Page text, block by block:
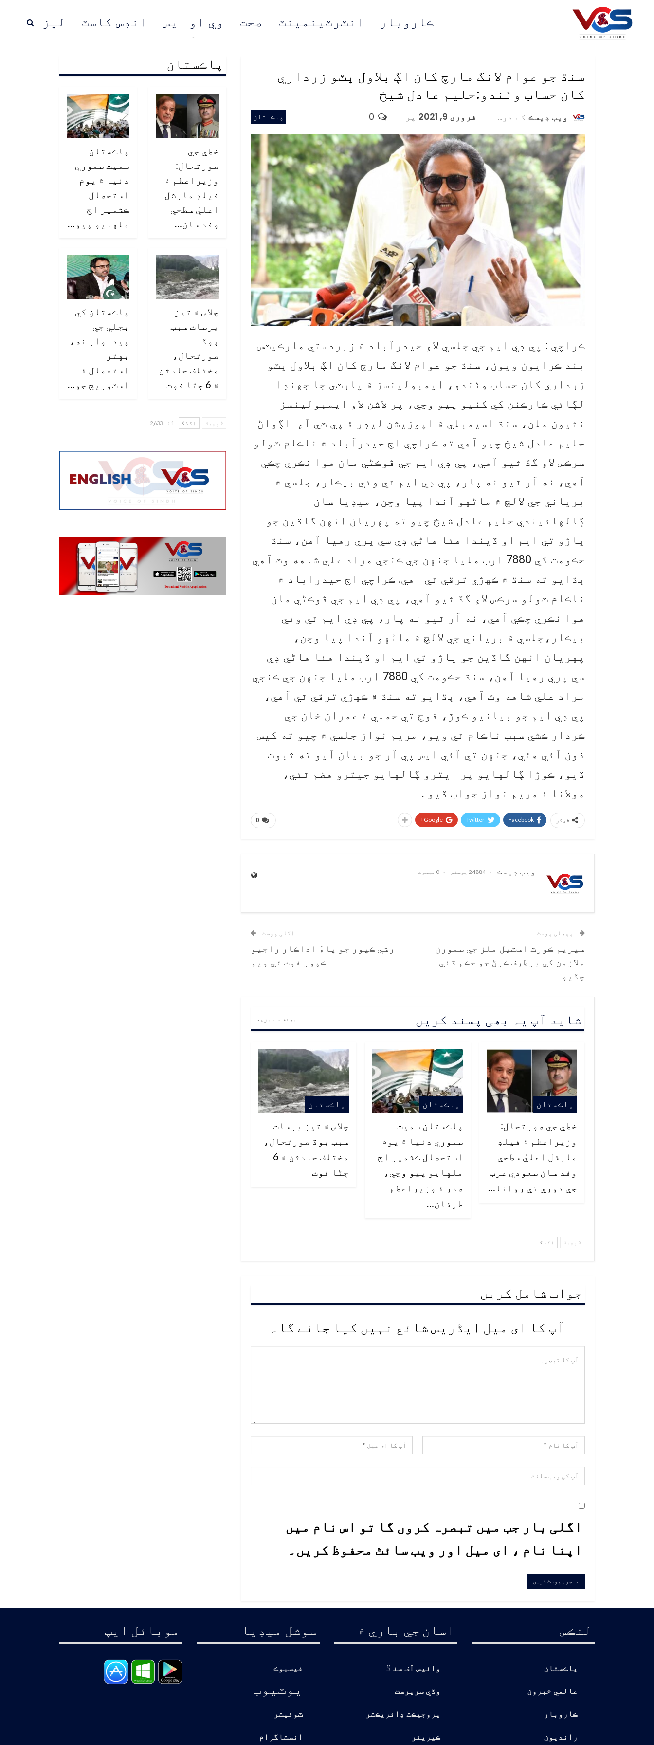
ليز انڊس کاسٽ وي او ايس صحت انٽرٽينمينٽ ڪاروبار
پاڪستان مُنڍ
سنڌ جو عوام لانگ مارچ کان اڳ بلاول ڀٽو زرداري
کان حساب وٺندو:حليم عادل شيخ
پاڪستان ويب ڊيسڪ کے ذریعہ فروری 9, 2021 پر
ڪراچي : پي ڊي ايم جي جلسي لاءِ حيدرآباد ۾ زبردستي مارڪيٽس
بند ڪرايون ويون، سنڌ جو عوام لانگ مارچ کان اڳ بلاول ڀٽو
زرداري کان حساب وٺندو، ايمبولينسز ۾ پارٽي جا جهنڊا
لڳائي ڪارڪنن کي کنيو پيو وڃي، پر لاشن لاءِ ايمبولينسز
نٿيون ملن، سنڌ اسيمبلي ۾ اپوزيشن ليڊر ۽ پي ٽي آءِ اڳواڻ
حليم عادل شيخ چيو آهي ته ڪراچي اڄ حيدرآباد ۾ ناڪام ٽولو
سرڪس لاءِ گڏ ٿيو آهي، پي ڊي ايم جي ڦوڪڻي مان هوا نڪري چڪي
آهي، نه آر ٿيو نه پار، پي ڊي ايم ٿي وئي بيڪار، جلسي ۾
برياني جي لالچ ۾ ماڻهو آندا پيا وڃن، ميڊيا سان
ڳالهائيندي حليم عادل شيخ چيو ته پهريان انهن گاڏين جو
ڀاڙو تي ايم او ڏيندا هئا هاڻي ڊي سي ڀري رهيا آهن، سنڌ
حڪومت کي 7880 ارب مليا جنهن جي ڪنجي مراد علي شاهه وٽ آهي
ٻڌايو ته سنڌ ۾ ڪهڙي ترقي ٿي آهي. ڪراچي اڄ حيدرآباد ۾
ناڪام ٽولو سرڪس لاءِ گڏ ٿيو آهي، پي ڊي ايم جي ڦوڪڻي مان
هوا نڪري چڪي آهي، نه آر ٿيو نه پار، پي ڊي ايم ٿي وئي
بيڪار،جلسي ۾ برياني جي لالچ ۾ ماڻهو آندا پيا وڃن،
پهريان انهن گاڏين جو ڀاڙو تي ايم او ڏيندا هئا هاڻي ڊي
سي ڀري رهيا آهن‏، سنڌ حڪومت کي 7880 ارب مليا جنهن جي ڪنجي
مراد علي شاهه وٽ آهي، ٻڌايو ته سنڌ ۾ ڪهڙي ترقي ٿي آهي،
پي ڊي ايم جو بيانيو ڪوڙ، فوج تي حملي ۽ عمران خان جي
ڪردار ڪشي سبب ناڪام ٿي ويو، مريم نواز جلسي ۾ چيو ته کيس
فون آئي هئي، جنهن تي آئي ايس پي آر جو بيان آيو ته ثبوت
ڏيو، ڪوڙا ڳالهايو پر ايترو ڳالهايو جيترو هضم ٿئي،
مولانا ۽ مريم نواز جواب ڏيو .
0 شیئر Facebook
Twitter
Google+
ويب ڊيسڪ 24884 پوسٹس 0 تبصرے
پچھلی پوسٹ
سپريم ڪورٽ اسٽيل ملز جي سمورن
ملازمن کي برطرف ڪرڻ جو حڪم ڏئي
ڇڏيو
اگلی پوسٹ
رشي ڪپور جو ڀاءُ اداڪار راجيو
ڪپور فوت ٿي ويو
شاید آپ یہ بھی پسند کریں مصنف سے مزید
پاڪستان
خطي جي صورتحال:
وزيراعظم ۽ فيلڊ
مارشل اعليٰ سطحي
وفد سان سعودي عرب
جي دوري تي روانا…
پاڪستان
پاڪستان سميت
سموري دنيا ۾ يوم
استحصال ڪشمير اڄ
ملهايو پيو وڃي،
صدر ۽ وزيراعظم
طرفان…
پاڪستان
چلاس ۾ تيز برسات
سبب ٻوڏ صورتحال،
مختلف حادثن ۾ 6
ڄڻا فوت
پچھلا اگلا
جواب شامل کریں
آپ کا ای میل ایڈریس شائع نہیں کیا جائے گا۔
اگلی بار جب میں تبصرہ کروں گا تو اس نام میں
اپنا نام ، ای میل اور ویب سائٹ محفوظ کریں۔
پاڪستان
خطي جي
صورتحال:
وزيراعظم ۽
فيلڊ مارشل
اعليٰ سطحي
وفد سان…
پاڪستان
سميت سموري
دنيا ۾ يوم
استحصال
ڪشمير اڄ
ملهايو پيو…
چلاس ۾ تيز
برسات سبب
ٻوڏ
صورتحال،
مختلف حادثن
۾ 6 ڄڻا فوت
پاڪستان کي
بجلي جي
پيداوار نه،
بهتر
استعمال ۽
اسٽوريج جو…
پچھلا اگلا 1 کے 2,633
لنڪس
پاڪستان
عالمي خبرون
ڪاروبار
رانديون
اسان جي باري ۾
وائيس آف سن ڌ
وڏي سرپرست
پروجيڪٽ ڊائريڪٽر
ڪيريئر
سوشل ميڊيا
فيسبوڪ
يوٽيوب
ٽوئيٽر
انسٽاگرام
موبائل ايپ